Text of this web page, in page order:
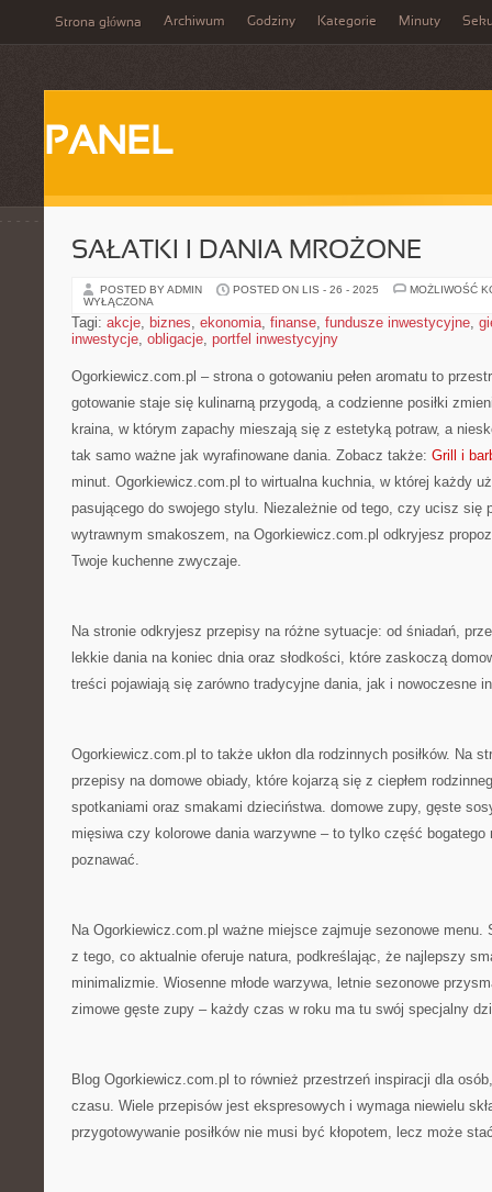
Strona główna Archiwum Godziny Kategorie Minuty
PANEL
SAŁATKI I DANIA MROŻONE
POSTED BY ADMIN POSTED ON LIS - 26 - 2025
MOŻLIWOŚĆ
WYŁĄCZONA
Tagi: akcje, biznes, ekonomia, finanse, fundusze inwestycyjne,
inwestycje, obligacje, portfel inwestycyjny
Ogorkiewicz.com.pl – strona o gotowaniu pełen aromatu to
gotowanie staje się kulinarną przygodą, a codzienne posiłki
kraina, w którym zapachy mieszają się z estetyką potraw, a
tak samo ważne jak wyrafinowane dania. Zobacz także: Grill i
minut. Ogorkiewicz.com.pl to wirtualna kuchnia, w której każdy
pasującego do swojego stylu. Niezależnie od tego, czy ucisz się
wytrawnym smakoszem, na Ogorkiewicz.com.pl odkryjesz
Twoje kuchenne zwyczaje.
Na stronie odkryjesz przepisy na różne sytuacje: od śniadań,
lekkie dania na koniec dnia oraz słodkości, które zaskoczą
treści pojawiają się zarówno tradycyjne dania, jak i nowoczesne
Ogorkiewicz.com.pl to także ukłon dla rodzinnych posiłków. Na
przepisy na domowe obiady, które kojarzą się z ciepłem
spotkaniami oraz smakami dzieciństwa. domowe zupy, gęste
mięsiwa czy kolorowe dania warzywne – to tylko część
poznawać.
Na Ogorkiewicz.com.pl ważne miejsce zajmuje sezonowe menu.
z tego, co aktualnie oferuje natura, podkreślając, że najlepszy
minimalizmie. Wiosenne młode warzywa, letnie sezonowe
zimowe gęste zupy – każdy czas w roku ma tu swój specjalny
Blog Ogorkiewicz.com.pl to również przestrzeń inspiracji dla
czasu. Wiele przepisów jest ekspresowych i wymaga niewielu
przygotowywanie posiłków nie musi być kłopotem, lecz może